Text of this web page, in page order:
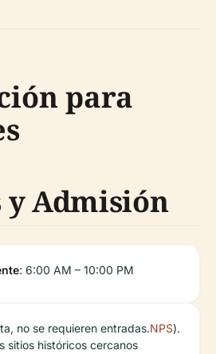
para
Admisión
: 6:00 AM – 10:00 PM
no se requieren entradas.
sitios históricos cercanos
NPS).